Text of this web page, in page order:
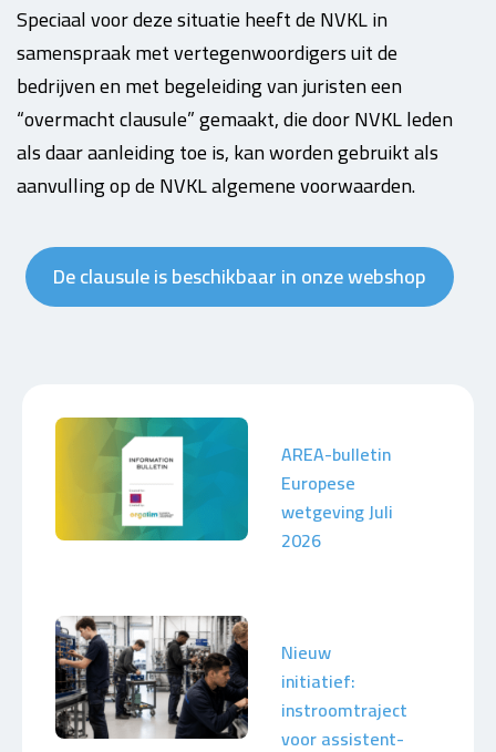
Speciaal voor deze situatie heeft de NVKL in
samenspraak met vertegenwoordigers uit de
bedrijven en met begeleiding van juristen een
“overmacht clausule” gemaakt, die door NVKL leden
als daar aanleiding toe is, kan worden gebruikt als
aanvulling op de NVKL algemene voorwaarden.
De clausule is beschikbaar in onze webshop
AREA-bulletin
Europese
wetgeving Juli
2026
Nieuw
initiatief:
instroomtraject
voor assistent-